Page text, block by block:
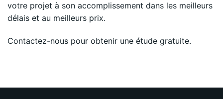
votre projet à son accomplissement dans les meilleurs
délais et au meilleurs prix.
Contactez-nous pour obtenir une étude gratuite.